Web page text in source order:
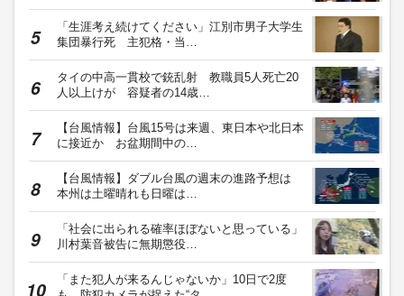
「生涯考え続けてください」江別市男子大学生
集団暴行死 主犯格・当…
タイの中高一貫校で銃乱射 教職員5人死亡20
人以上けが 容疑者の14歳…
【台風情報】台風15号は来週、東日本や北日本
に接近か お盆期間中の…
【台風情報】ダブル台風の週末の進路予想は
本州は土曜晴れも日曜は…
「社会に出られる確率ほぼないと思っている」
川村葉音被告に無期懲役…
「また犯人が来るんじゃないか」10日で2度